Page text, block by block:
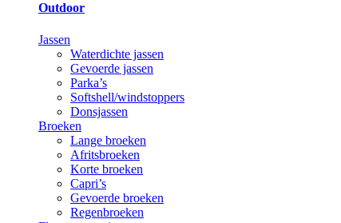
Outdoor
Jassen
Waterdichte jassen
Gevoerde jassen
Parka’s
Softshell/windstoppers
Donsjassen
Broeken
Lange broeken
Afritsbroeken
Korte broeken
Capri’s
Gevoerde broeken
Regenbroeken